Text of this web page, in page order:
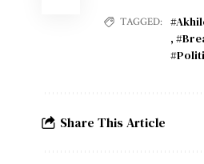
TAGGED:
,
Share This Article